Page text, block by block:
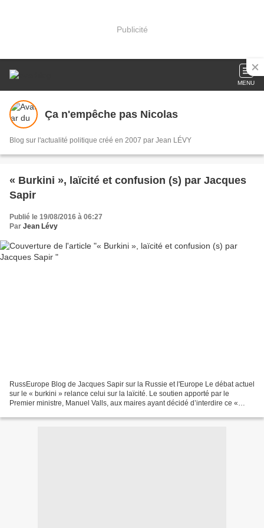
Publicité
MENU
Ça n'empêche pas Nicolas
Blog sur l'actualité politique créé en 2007 par Jean LÉVY
« Burkini », laïcité et confusion (s) par Jacques
Sapir
Publié le 19/08/2016 à 06:27
Par Jean Lévy
RussEurope Blog de Jacques Sapir sur la Russie et l'Europe Le débat actuel
sur le « burkini » relance celui sur la laïcité. Le soutien apporté par le
Premier ministre, Manuel Valls, aux maires ayant décidé d’interdire ce «